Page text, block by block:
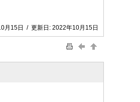
月15日 / 更新日: 2022年10月15日